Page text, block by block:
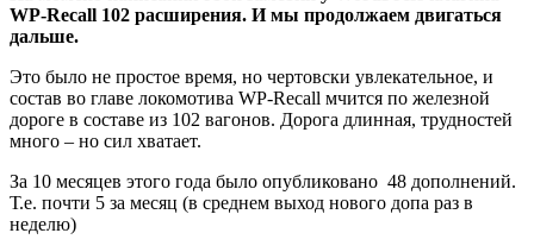
WP-Recall 102 расширения. И мы продолжаем двигаться
дальше.
Это было не простое время, но чертовски увлекательное, и
состав во главе локомотива WP-Recall мчится по железной
дороге в составе из 102 вагонов. Дорога длинная, трудностей
много – но сил хватает.
За 10 месяцев этого года было опубликовано 48 дополнений.
Т.е. почти 5 за месяц (в среднем выход нового допа раз в
неделю)